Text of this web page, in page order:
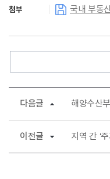
첨부 국내 부동
다음글
이전글 지역 간 ‘